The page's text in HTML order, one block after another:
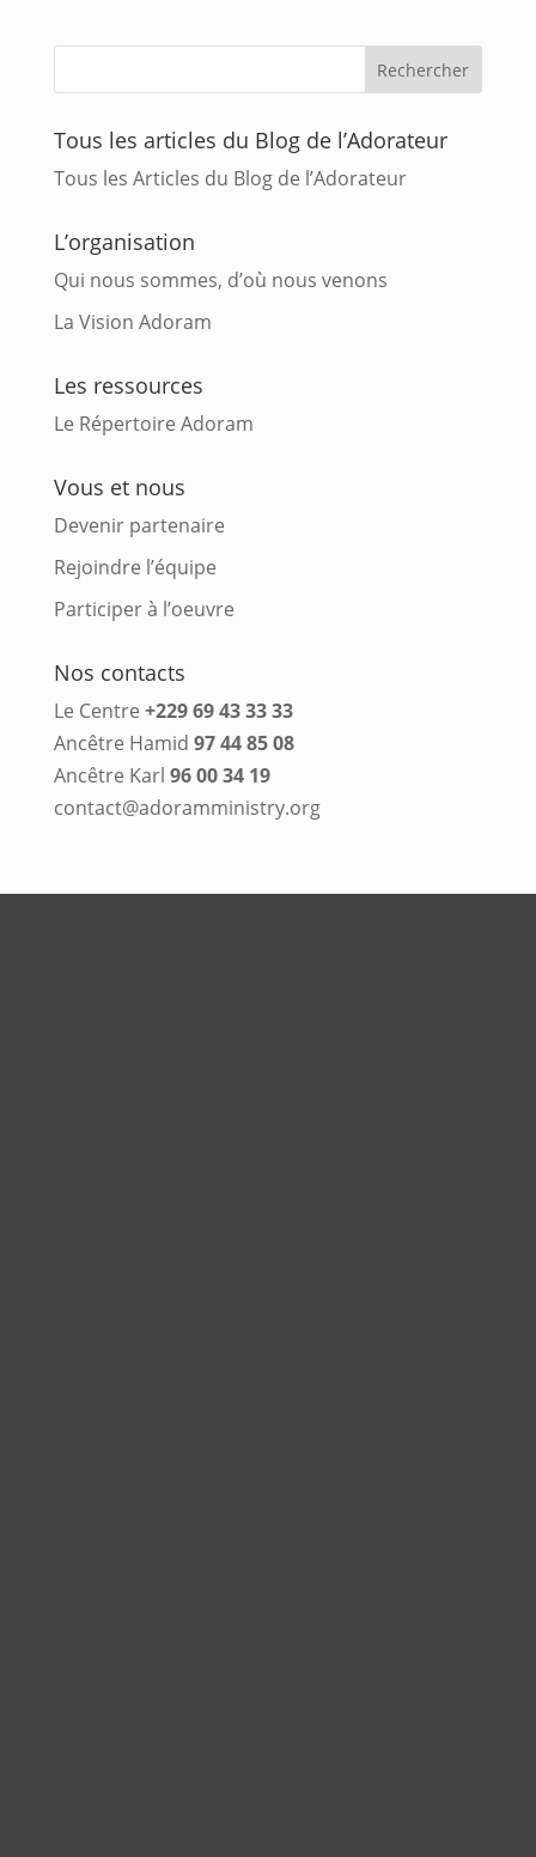
Tous les articles du Blog de l’Adorateur
Tous les Articles du Blog de l’Adorateur
L’organisation
Qui nous sommes, d’où nous venons
La Vision Adoram
Les ressources
Le Répertoire Adoram
Vous et nous
Devenir partenaire
Rejoindre l’équipe
Participer à l’oeuvre
Nos contacts
Le Centre +229 69 43 33 33
Ancêtre Hamid 97 44 85 08
Ancêtre Karl 96 00 34 19
contact@adoramministry.org